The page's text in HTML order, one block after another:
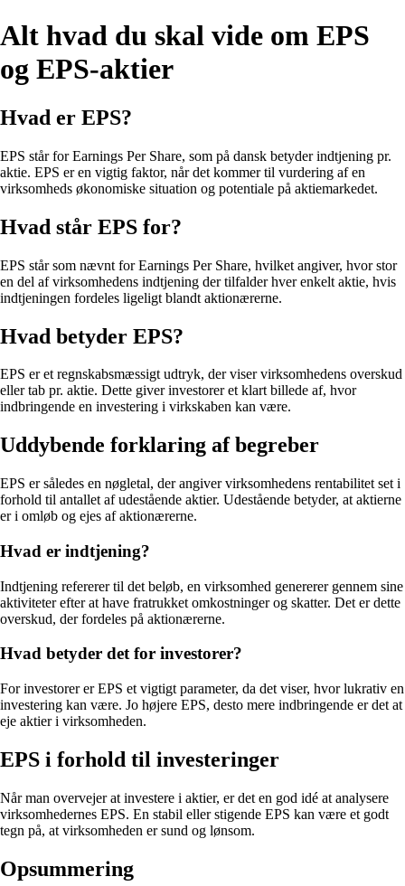
Alt hvad du skal vide om EPS
og EPS-aktier
Hvad er EPS?
EPS står for Earnings Per Share, som på dansk betyder indtjening pr.
aktie. EPS er en vigtig faktor, når det kommer til vurdering af en
virksomheds økonomiske situation og potentiale på aktiemarkedet.
Hvad står EPS for?
EPS står som nævnt for Earnings Per Share, hvilket angiver, hvor stor
en del af virksomhedens indtjening der tilfalder hver enkelt aktie, hvis
indtjeningen fordeles ligeligt blandt aktionærerne.
Hvad betyder EPS?
EPS er et regnskabsmæssigt udtryk, der viser virksomhedens overskud
eller tab pr. aktie. Dette giver investorer et klart billede af, hvor
indbringende en investering i virkskaben kan være.
Uddybende forklaring af begreber
EPS er således en nøgletal, der angiver virksomhedens rentabilitet set i
forhold til antallet af udestående aktier. Udestående betyder, at aktierne
er i omløb og ejes af aktionærerne.
Hvad er indtjening?
Indtjening refererer til det beløb, en virksomhed genererer gennem sine
aktiviteter efter at have fratrukket omkostninger og skatter. Det er dette
overskud, der fordeles på aktionærerne.
Hvad betyder det for investorer?
For investorer er EPS et vigtigt parameter, da det viser, hvor lukrativ en
investering kan være. Jo højere EPS, desto mere indbringende er det at
eje aktier i virksomheden.
EPS i forhold til investeringer
Når man overvejer at investere i aktier, er det en god idé at analysere
virksomhedernes EPS. En stabil eller stigende EPS kan være et godt
tegn på, at virksomheden er sund og lønsom.
Opsummering